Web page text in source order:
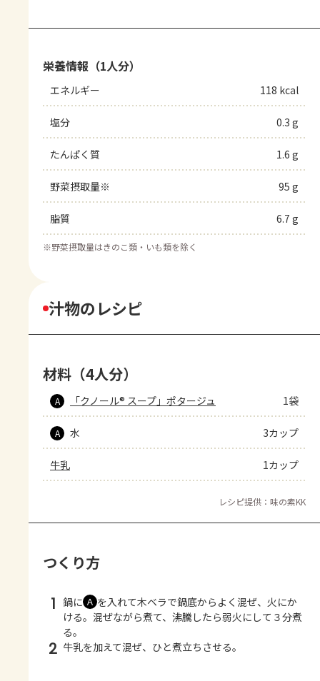
栄養情報（1人分）
エネルギー 118 kcal
塩分 0.3 g
たんぱく質 1.6 g
野菜摂取量※ 95 g
脂質 6.7 g
※野菜摂取量はきのこ類・いも類を除く
汁物のレシピ
材料（4人分）
A 「クノール® スープ」ポタージュ 1袋
A 水 3カップ
牛乳 1カップ
レシピ提供：味の素KK
つくり方
1 鍋に Ａ を入れて木ベラで鍋底からよく混ぜ、火にか
ける。混ぜながら煮て、沸騰したら弱火にして３分煮
る。
2 牛乳を加えて混ぜ、ひと煮立ちさせる。